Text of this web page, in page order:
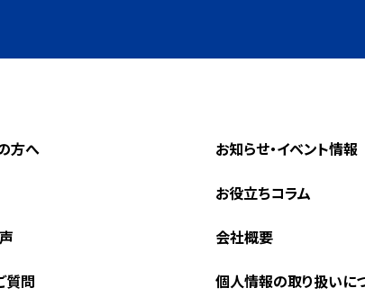
方へ
質問
お知らせ・イベント情報
お役立ちコラム
会社概要
個人情報の取り扱いに